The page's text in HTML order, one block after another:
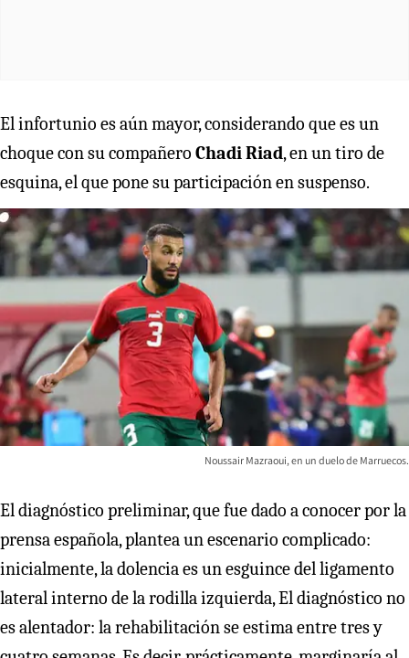
El infortunio es aún mayor, considerando que es un
choque con su compañero Chadi Riad, en un tiro de
esquina, el que pone su participación en suspenso.
Noussair Mazraoui, en un duelo de Marruecos.
El diagnóstico preliminar, que fue dado a conocer por la
prensa española, plantea un escenario complicado:
inicialmente, la dolencia es un esguince del ligamento
lateral interno de la rodilla izquierda, El diagnóstico no
es alentador: la rehabilitación se estima entre tres y